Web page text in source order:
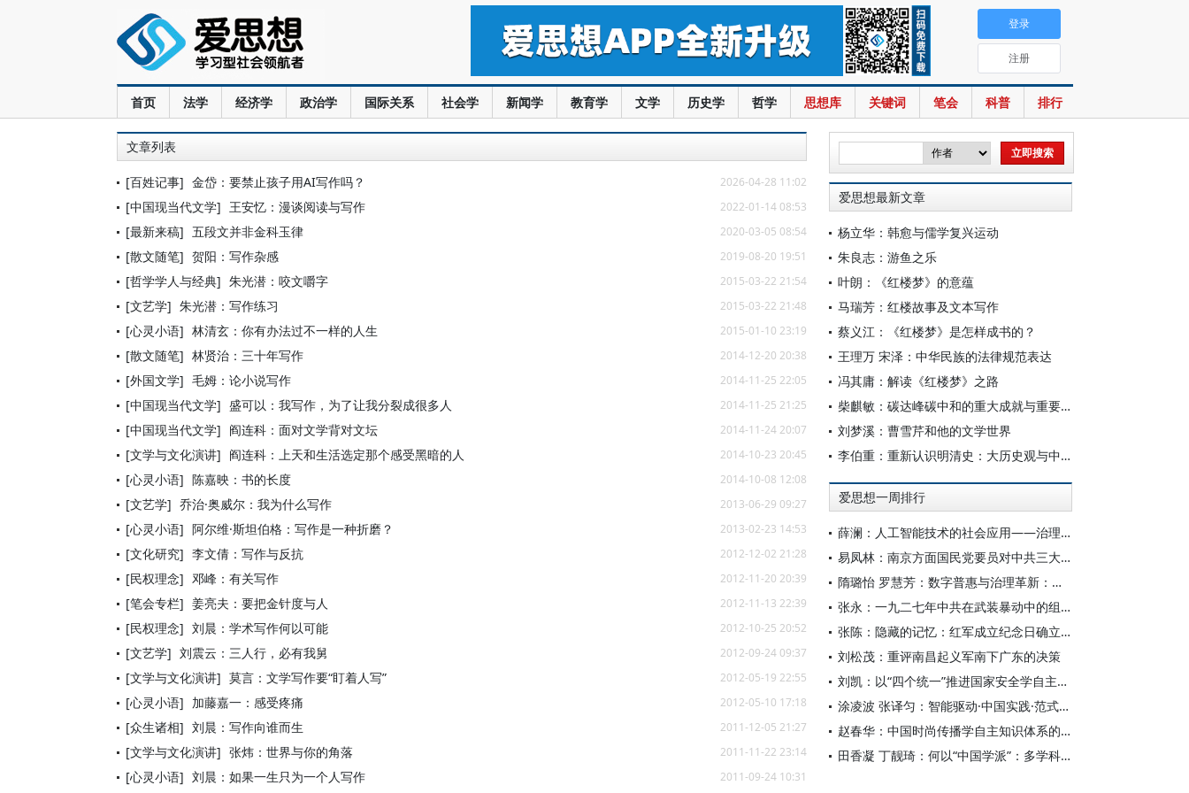
首页 法学 经济学 政治学 国际关系 社会学 新闻学 教育学 文学 历史学 哲学 思想库 关键词 笔会 科普 排行
登录
注册
文章列表
[百姓记事] 金岱：要禁止孩子用AI写作吗？ 2026-04-28 11:02
[中国现当代文学] 王安忆：漫谈阅读与写作 2022-01-14 08:53
[最新来稿] 五段文并非金科玉律 2020-03-05 08:54
[散文随笔] 贺阳：写作杂感 2019-08-20 19:51
[哲学学人与经典] 朱光潜：咬文嚼字 2015-03-22 21:54
[文艺学] 朱光潜：写作练习 2015-03-22 21:48
[心灵小语] 林清玄：你有办法过不一样的人生 2015-01-10 23:19
[散文随笔] 林贤治：三十年写作 2014-12-20 20:38
[外国文学] 毛姆：论小说写作 2014-11-25 22:05
[中国现当代文学] 盛可以：我写作，为了让我分裂成很多人 2014-11-25 21:25
[中国现当代文学] 阎连科：面对文学背对文坛 2014-11-24 20:07
[文学与文化演讲] 阎连科：上天和生活选定那个感受黑暗的人 2014-10-23 20:45
[心灵小语] 陈嘉映：书的长度 2014-10-08 12:08
[文艺学] 乔治·奥威尔：我为什么写作 2013-06-29 09:27
[心灵小语] 阿尔维·斯坦伯格：写作是一种折磨？ 2013-02-23 14:53
[文化研究] 李文倩：写作与反抗 2012-12-02 21:28
[民权理念] 邓峰：有关写作 2012-11-20 20:39
[笔会专栏] 姜亮夫：要把金针度与人 2012-11-13 22:39
[民权理念] 刘晨：学术写作何以可能 2012-10-25 20:52
[文艺学] 刘震云：三人行，必有我舅 2012-09-24 09:37
[文学与文化演讲] 莫言：文学写作要“盯着人写” 2012-05-19 22:55
[心灵小语] 加藤嘉一：感受疼痛 2012-05-10 17:18
[众生诸相] 刘晨：写作向谁而生 2011-12-05 21:27
[文学与文化演讲] 张炜：世界与你的角落 2011-11-22 23:14
[心灵小语] 刘晨：如果一生只为一个人写作 2011-09-24 10:31
爱思想最新文章
杨立华：韩愈与儒学复兴运动
朱良志：游鱼之乐
叶朗：《红楼梦》的意蕴
马瑞芳：红楼故事及文本写作
蔡义江：《红楼梦》是怎样成书的？
王理万 宋泽：中华民族的法律规范表达
冯其庸：解读《红楼梦》之路
柴麒敏：碳达峰碳中和的重大成就与重要任务
刘梦溪：曹雪芹和他的文学世界
李伯重：重新认识明清史：大历史观与中国史学创新
爱思想一周排行
薛澜：人工智能技术的社会应用——治理挑战
易凤林：南京方面国民党要员对中共三大起义的反应
隋璐怡 罗慧芳：数字普惠与治理革新：中国人工智能赋能全球南方发展
张永：一九二七年中共在武装暴动中的组织转型
张陈：隐藏的记忆：红军成立纪念日确立前中共对南昌起义的纪念
刘松茂：重评南昌起义军南下广东的决策
刘凯：以“四个统一”推进国家安全学自主知识体系构建
涂凌波 张译匀：智能驱动·中国实践·范式创新：“构建中国新闻传播学自主知识体系”专题研讨会综述
赵春华：中国时尚传播学自主知识体系的内在逻辑与实践路径
田香凝 丁靓琦：何以“中国学派”：多学科视野下中国特色新闻传播学建设的研究